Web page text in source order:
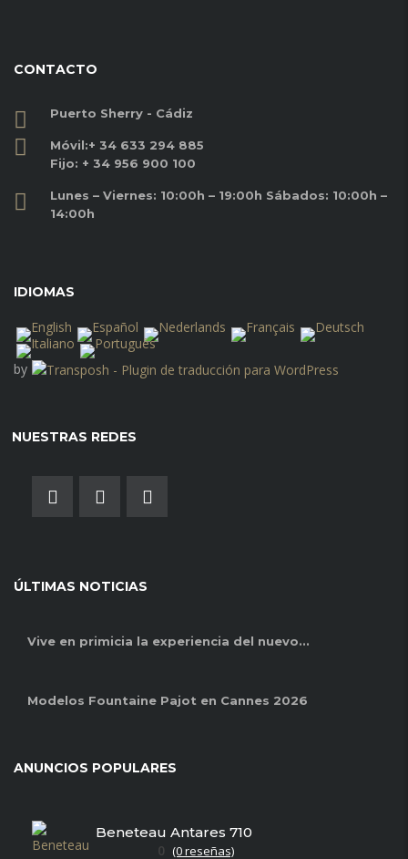
CONTACTO
Puerto Sherry - Cádiz
Móvil:+ 34 633 294 885
Fijo: + 34 956 900 100
Lunes – Viernes: 10:00h – 19:00h Sábados: 10:00h –
14:00h
IDIOMAS
by
NUESTRAS REDES
ÚLTIMAS NOTICIAS
Vive en primicia la experiencia del nuevo...
Modelos Fountaine Pajot en Cannes 2026
ANUNCIOS POPULARES
Beneteau Antares 710
0 (0 reseñas)